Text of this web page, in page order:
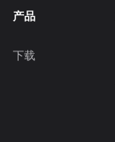
产品
下载